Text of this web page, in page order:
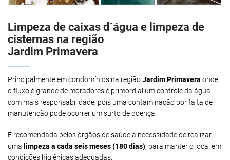
Limpeza de caixas d´água e limpeza de
cisternas na região
Jardim Primavera
Principalmente em condomínios na regiãoJardim Primavera onde
o fluxo é grande de moradores é primordial um controle da água
com mais responsabilidade, pois uma contaminação por falta de
manutenção pode ocorrer um surto de doença.
É recomendada pelos órgãos de saúde a necessidade de realizar
uma limpeza a cada seis meses (180 dias), para manter o local em
condições higiênicas adequadas.